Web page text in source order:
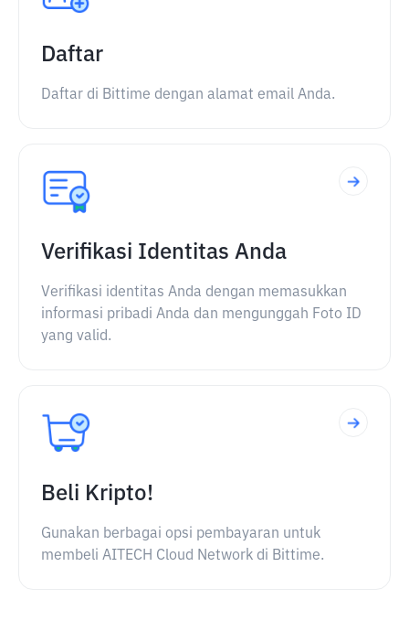
Daftar
Daftar di Bittime dengan alamat email Anda.
Verifikasi Identitas Anda
Verifikasi identitas Anda dengan memasukkan
informasi pribadi Anda dan mengunggah Foto ID
yang valid.
Beli Kripto!
Gunakan berbagai opsi pembayaran untuk
membeli AITECH Cloud Network di Bittime.